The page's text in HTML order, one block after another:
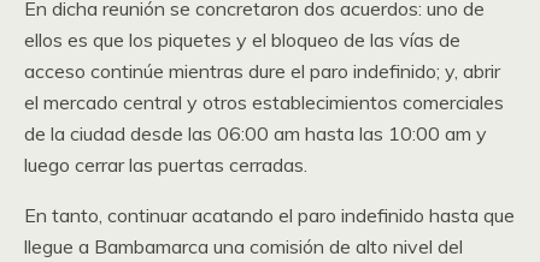
En dicha reunión se concretaron dos acuerdos: uno de
ellos es que los piquetes y el bloqueo de las vías de
acceso continúe mientras dure el paro indefinido; y, abrir
el mercado central y otros establecimientos comerciales
de la ciudad desde las 06:00 am hasta las 10:00 am y
luego cerrar las puertas cerradas.
En tanto, continuar acatando el paro indefinido hasta que
llegue a Bambamarca una comisión de alto nivel del